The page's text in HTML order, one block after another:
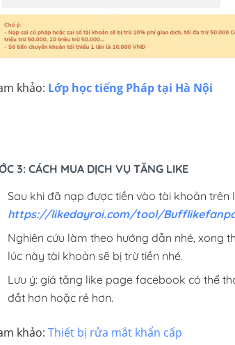
khảo: Lớp học tiếng Pháp tại Hà Nội
3: CÁCH MUA DỊCH VỤ TĂNG LIKE
Sau khi đã nạp được tiền vào tài khoản
https://likedayroi.com/tool/
Nghiên cứu làm theo hướng dẫn nhé, xong
lúc này tài khoản sẽ bị trừ tiền nhé.
Lưu ý: giá tăng like page facebook có thể
đắt hơn hoặc rẻ hơn.
khảo: Thiết bị rửa mắt khẩn cấp